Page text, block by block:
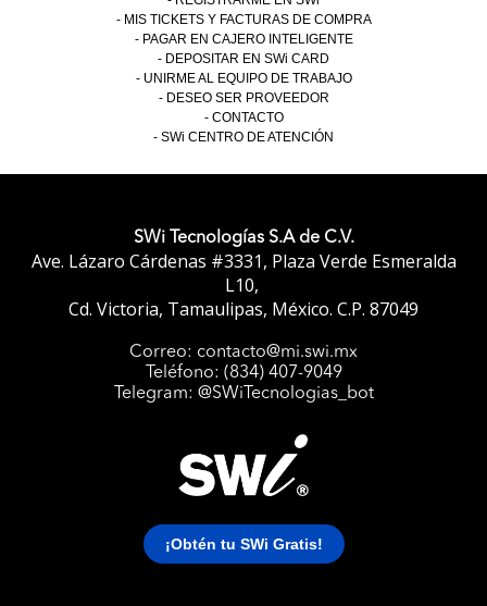
MIS TICKETS Y FACTURAS DE COMPRA
PAGAR EN CAJERO INTELIGENTE
DEPOSITAR EN SWi CARD
UNIRME AL EQUIPO DE TRABAJO
DESEO SER PROVEEDOR
CONTACTO
SWi CENTRO DE ATENCIÓN
SWi Tecnologías S.A de C.V.
Ave. Lázaro Cárdenas #3331, Plaza Verde Esmeralda
L10,
Cd. Victoria, Tamaulipas, México. C.P. 87049
Correo: contacto@mi.swi.mx
Teléfono: (834) 407-9049
Telegram: @SWiTecnologias_bot
¡Obtén tu SWi Gratis!